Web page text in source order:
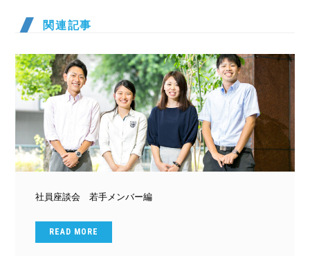
関連記事
社員座談会 若手メンバー編
READ MORE